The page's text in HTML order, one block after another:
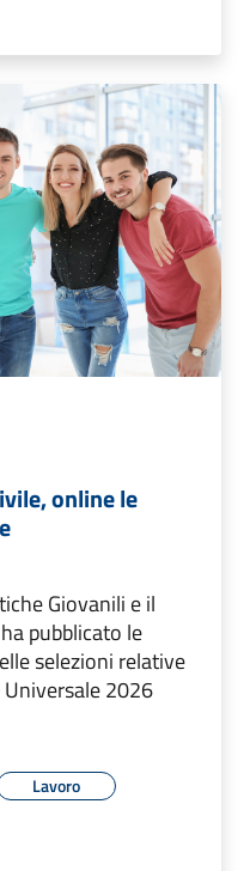
online le
Giovanili e il
pubblicato le
selezioni relative
2026
Lavoro